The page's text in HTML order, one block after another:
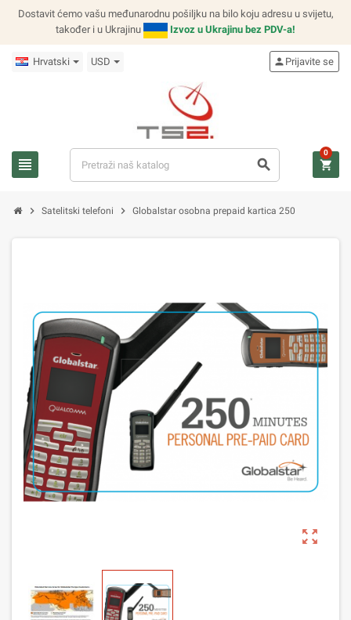
Dostavit ćemo vašu međunarodnu pošiljku na bilo koju adresu u svijetu,
također i u Ukrajinu
Izvoz u Ukrajinu bez PDV-a!
Hrvatski USD
view_headline search
person Prijavite se
shopping_cart
0
chevron_right Satelitski telefoni chevron_right Globalstar osobna prepaid kartica 250
zoom_out_map